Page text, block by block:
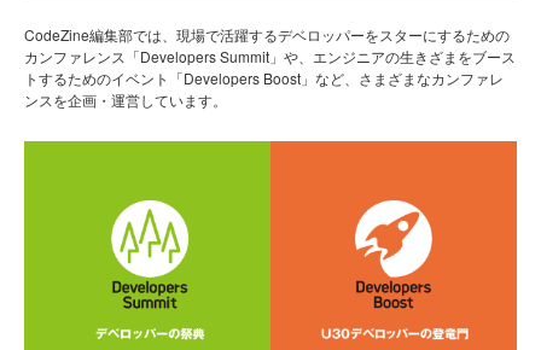
CodeZine編集部では、現場で活躍するデベロッパーをスターにするための
カンファレンス「Developers Summit」や、エンジニアの生きざまをブース
トするためのイベント「Developers Boost」など、さまざまなカンファレ
ンスを企画・運営しています。